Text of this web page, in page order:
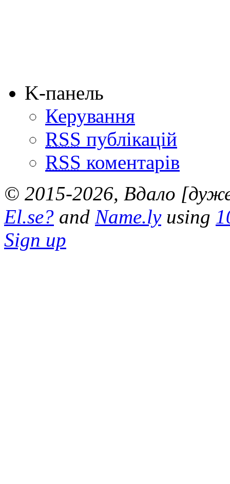
K-панель
Керування
RSS публікацій
RSS коментарів
© 2015-2026, Вдало
El.se? and Name.lyusing
Sign up